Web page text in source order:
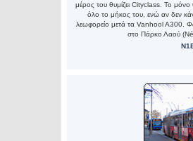
μέρος του θυμίζει Cityclass. Το μόνο
όλο το μήκος του, ενώ αν δεν
λεωφορείο μετά τα Vanhool A300.
στο Πάρκο Λαού